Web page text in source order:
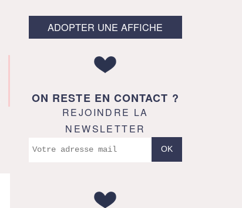
ADOPTER UNE AFFICHE
ON RESTE EN CONTACT ?
REJOINDRE LA
NEWSLETTER